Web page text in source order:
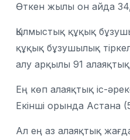
Өткен жылы он айда
Қылмыстық құқық
құқық бұзушылық
алу арқылы 91
Ең көп алаяқтық іс-
Екінші орында
Ал ең аз алаяқтық